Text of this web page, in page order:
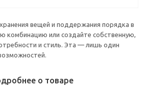
вещей и поддержания порядка в
комбинацию или создайте собственную,
и стиль. Эта — лишь один
о товаре